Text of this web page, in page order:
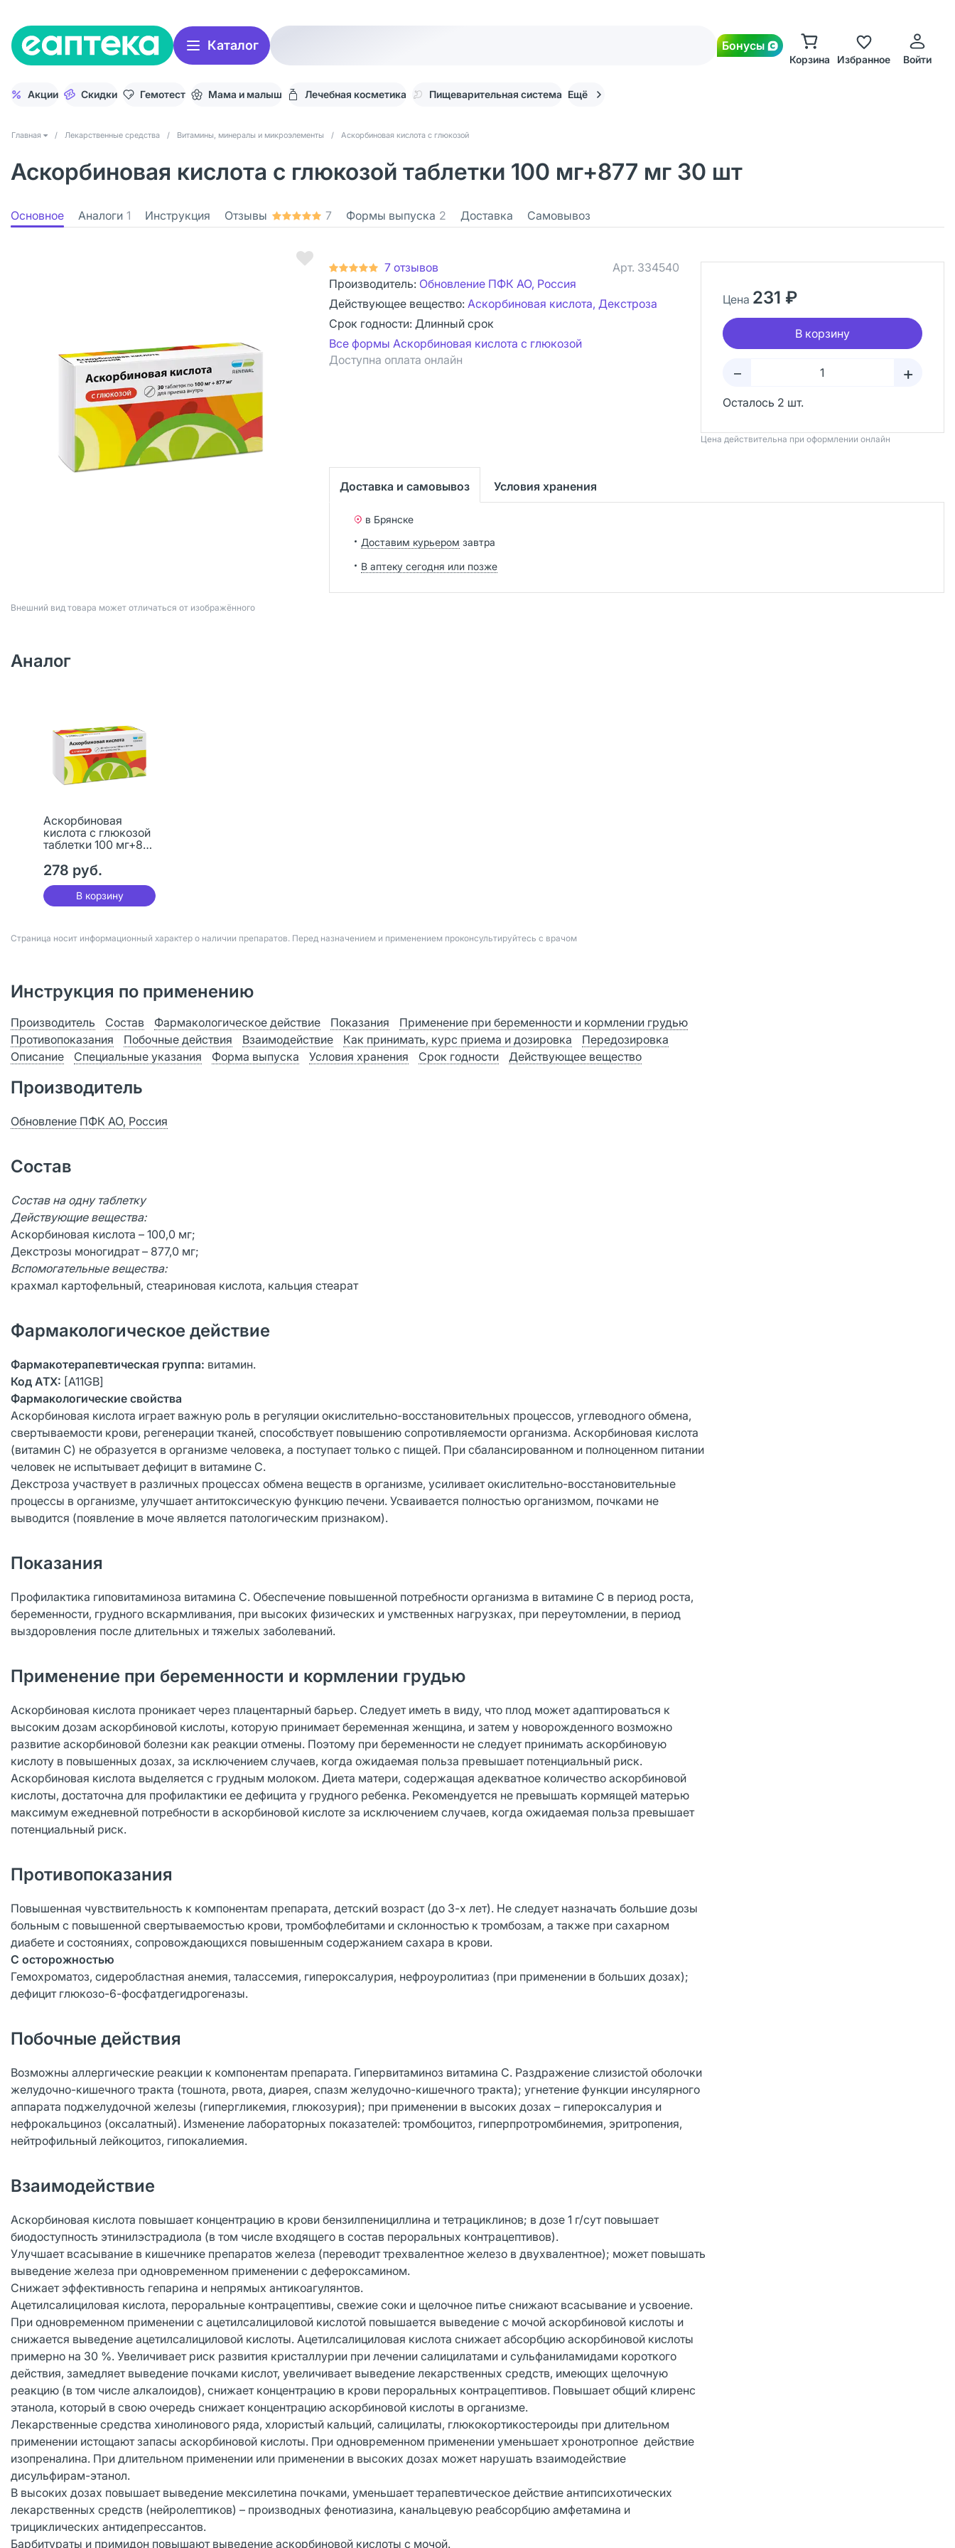
Каталог Бонусы
Корзина Избранное Войти
Акции Скидки Гемотест Мама и малыш Лечебная косметика Пищеварительная система Ещё
Главная / Лекарственные средства / Витамины, минералы и микроэлементы / Аскорбиновая кислота с глюкозой
Аскорбиновая кислота с глюкозой таблетки 100 мг+877 мг 30 шт
Основное Аналоги 1 Инструкция Отзывы 7 Формы выпуска 2 Доставка Самовывоз
Bнешний вид товара может отличаться от изображённого
7 отзывов Арт. 334540
Производитель: Обновление ПФК АО, Россия
Действующее вещество: Аскорбиновая кислота, Декстроза
Срок годности: Длинный срок
Все формы Аскорбиновая кислота с глюкозой
Доступна оплата онлайн
Цена 231 ₽
В корзину
– +
Осталось 2 шт.
Цена действительна при оформлении онлайн
Доставка и самовывоз Условия хранения
в Брянске
Доставим курьером завтра
В аптеку сегодня или позже
Аналог
Аскорбиновая
кислота с глюкозой
таблетки 100 мг+877
278 руб.
В корзину
Страница носит информационный характер о наличии препаратов. Перед назначением и применением проконсультируйтесь с врачом
Инструкция по применению
Производитель Состав Фармакологическое действие Показания
Применение при беременности и кормлении грудью
Противопоказания
Побочные действия Взаимодействие Как принимать, курс приема и дозировка
Передозировка
Описание
Специальные указания Форма выпуска Условия хранения Срок годности Действующее вещество
Производитель
Обновление ПФК АО, Россия
Состав
Состав на одну таблетку
Действующие вещества:
Аскорбиновая кислота – 100,0 мг;
Декстрозы моногидрат – 877,0 мг;
Вспомогательные вещества:
крахмал картофельный, стеариновая кислота, кальция стеарат
Фармакологическое действие
Фармакотерапевтическая группа: витамин.
Код АТХ: [А11GB]
Фармакологические свойства
Аскорбиновая кислота играет важную роль в регуляции окислительно-восстановительных процессов, углеводного обмена,
свертываемости крови, регенерации тканей, способствует повышению сопротивляемости организма. Аскорбиновая кислота
(витамин С) не образуется в организме человека, а поступает только с пищей. При сбалансированном и полноценном питании
человек не испытывает дефицит в витамине С.
Декстроза участвует в различных процессах обмена веществ в организме, усиливает окислительно-восстановительные
процессы в организме, улучшает антитоксическую функцию печени. Усваивается полностью организмом, почками не
выводится (появление в моче является патологическим признаком).
Показания
Профилактика гиповитаминоза витамина С. Обеспечение повышенной потребности организма в витамине С в период роста,
беременности, грудного вскармливания, при высоких физических и умственных нагрузках, при переутомлении, в период
выздоровления после длительных и тяжелых заболеваний.
Применение при беременности и кормлении грудью
Аскорбиновая кислота проникает через плацентарный барьер. Следует иметь в виду, что плод может адаптироваться к
высоким дозам аскорбиновой кислоты, которую принимает беременная женщина, и затем у новорожденного возможно
развитие аскорбиновой болезни как реакции отмены. Поэтому при беременности не следует принимать аскорбиновую
кислоту в повышенных дозах, за исключением случаев, когда ожидаемая польза превышает потенциальный риск.
Аскорбиновая кислота выделяется с грудным молоком. Диета матери, содержащая адекватное количество аскорбиновой
кислоты, достаточна для профилактики ее дефицита у грудного ребенка. Рекомендуется не превышать кормящей матерью
максимум ежедневной потребности в аскорбиновой кислоте за исключением случаев, когда ожидаемая польза превышает
потенциальный риск.
Противопоказания
Повышенная чувствительность к компонентам препарата, детский возраст (до 3-х лет). Не следует назначать большие дозы
больным с повышенной свертываемостью крови, тромбофлебитами и склонностью к тромбозам, а также при сахарном
диабете и состояниях, сопровождающихся повышенным содержанием сахара в крови.
С осторожностью
Гемохроматоз, сидеробластная анемия, талассемия, гипероксалурия, нефроуролитиаз (при применении в больших дозах);
дефицит глюкозо-6-фосфатдегидрогеназы.
Побочные действия
Возможны аллергические реакции к компонентам препарата. Гипервитаминоз витамина С. Раздражение слизистой оболочки
желудочно-кишечного тракта (тошнота, рвота, диарея, спазм желудочно-кишечного тракта); угнетение функции инсулярного
аппарата поджелудочной железы (гипергликемия, глюкозурия); при применении в высоких дозах – гипероксалурия и
нефрокальциноз (оксалатный). Изменение лабораторных показателей: тромбоцитоз, гиперпротромбинемия, эритропения,
нейтрофильный лейкоцитоз, гипокалиемия.
Взаимодействие
Аскорбиновая кислота повышает концентрацию в крови бензилпенициллина и тетрациклинов; в дозе 1 г/сут повышает
биодоступность этинилэстрадиола (в том числе входящего в состав пероральных контрацептивов).
Улучшает всасывание в кишечнике препаратов железа (переводит трехвалентное железо в двухвалентное); может повышать
выведение железа при одновременном применении с дефероксамином.
Снижает эффективность гепарина и непрямых антикоагулянтов.
Ацетилсалициловая кислота, пероральные контрацептивы, свежие соки и щелочное питье снижают всасывание и усвоение.
При одновременном применении с ацетилсалициловой кислотой повышается выведение с мочой аскорбиновой кислоты и
снижается выведение ацетилсалициловой кислоты. Ацетилсалициловая кислота снижает абсорбцию аскорбиновой кислоты
примерно на 30 %. Увеличивает риск развития кристаллурии при лечении салицилатами и сульфаниламидами короткого
действия, замедляет выведение почками кислот, увеличивает выведение лекарственных средств, имеющих щелочную
реакцию (в том числе алкалоидов), снижает концентрацию в крови пероральных контрацептивов. Повышает общий клиренс
этанола, который в свою очередь снижает концентрацию аскорбиновой кислоты в организме.
Лекарственные средства хинолинового ряда, хлористый кальций, салицилаты, глюкокортикостероиды при длительном
применении истощают запасы аскорбиновой кислоты. При одновременном применении уменьшает хронотропное действие
изопреналина. При длительном применении или применении в высоких дозах может нарушать взаимодействие
дисульфирам-этанол.
В высоких дозах повышает выведение мексилетина почками, уменьшает терапевтическое действие антипсихотических
лекарственных средств (нейролептиков) – производных фенотиазина, канальцевую реабсорбцию амфетамина и
трициклических антидепрессантов.
Барбитураты и примидон повышают выведение аскорбиновой кислоты с мочой.